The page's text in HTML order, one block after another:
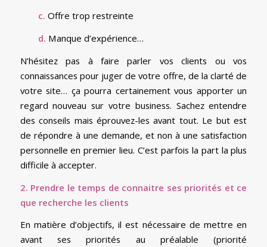
c. Offre trop restreinte
d. Manque d’expérience…
N’hésitez pas à faire parler vos clients ou vos
connaissances pour juger de votre offre, de la clarté de
votre site… ça pourra certainement vous apporter un
regard nouveau sur votre business. Sachez entendre
des conseils mais éprouvez-les avant tout. Le but est
de répondre à une demande, et non à une satisfaction
personnelle en premier lieu. C’est parfois la part la plus
difficile à accepter.
2. Prendre le temps de connaitre ses priorités et ce
que recherche les clients
En matière d’objectifs, il est nécessaire de mettre en
avant ses priorités au préalable (priorité